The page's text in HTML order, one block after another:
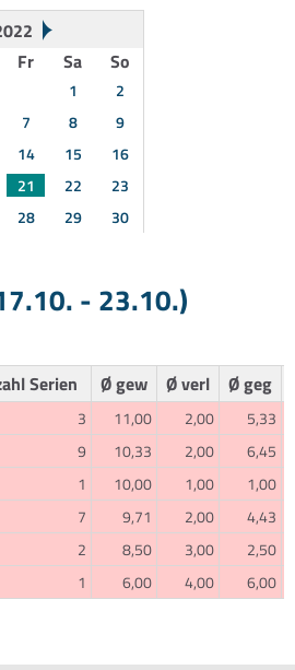
Fr Sa So
1
2
7 8
9
14 15
16
21 22
23
28 29
30
- 23.10.)
Serien Ø gew Ø verl Ø geg
3 11,00 2,00
5,33
9 10,33 2,00
6,45
1 10,00 1,00
1,00
7 9,71 2,00
4,43
2 8,50 3,00
2,50
1 6,00 4,00 6,00